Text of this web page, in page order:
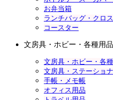
お弁当箱
ランチバッグ・クロス
コースター
文房具・ホビー・各種用品
文房具・ホビー・各
文房具・ステーショ
手帳・メモ帳
オフィス用品